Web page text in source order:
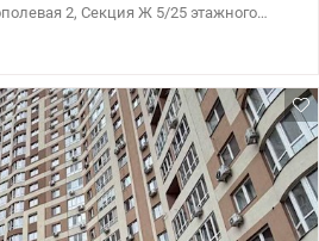
2, Секция Ж 5/25 этажного
комнатой, большой и
решений. Рядом детский
с детьми, кофейни и
Отличная транспортная
5 минут к остановке
во все стороны города и пригорода.
Шулявка, Демеевская. Поданы